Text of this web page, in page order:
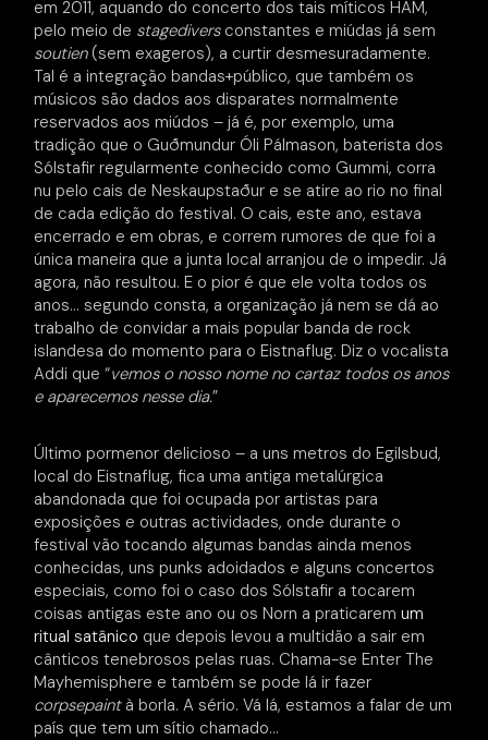
em 2011, aquando do concerto dos tais míticos HAM,
pelo meio de stagediversconstantes e miúdas já sem
soutien(sem exageros), a curtir desmesuradamente.
Tal é a integração bandas+público, que também os
músicos são dados aos disparates normalmente
reservados aos miúdos – já é, por exemplo, uma
tradição que o Guðmundur Óli Pálmason, baterista dos
Sólstafir regularmente conhecido como Gummi, corra
nu pelo cais de Neskaupstaður e se atire ao rio no final
de cada edição do festival. O cais, este ano, estava
encerrado e em obras, e correm rumores de que foi a
única maneira que a junta local arranjou de o impedir. Já
agora, não resultou. E o pior é que ele volta todos os
anos… segundo consta, a organização já nem se dá ao
trabalho de convidar a mais popular banda de rock
islandesa do momento para o Eistnaflug. Diz o vocalista
Addi que “vemos o nosso nome no cartaz todos os anos
e aparecemos nesse dia.”
Último pormenor delicioso – a uns metros do Egilsbud,
local do Eistnaflug, fica uma antiga metalúrgica
abandonada que foi ocupada por artistas para
exposições e outras actividades, onde durante o
festival vão tocando algumas bandas ainda menos
conhecidas, uns punks adoidados e alguns concertos
especiais, como foi o caso dos Sólstafir a tocarem
coisas antigas este ano ou os Norn a praticaremum
ritual satânico que depois levou a multidão a sair em
cânticos tenebrosos pelas ruas. Chama-se Enter The
Mayhemisphere e também se pode lá ir fazer
corpsepaintà borla. A sério. Vá lá, estamos a falar de um
país que tem um sítio chamado…